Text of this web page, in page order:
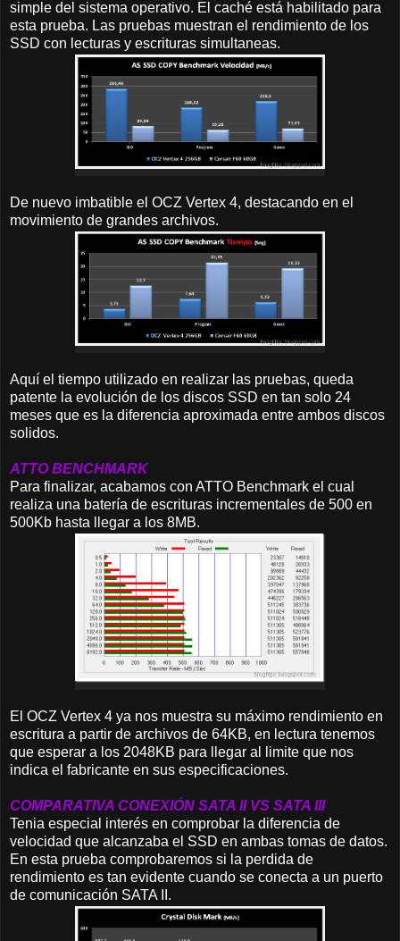
simple del sistema operativo. El caché está habilitado para
esta prueba. Las pruebas muestran el rendimiento de los
SSD con lecturas y escrituras simultaneas.
De nuevo imbatible el OCZ Vertex 4, destacando en el
movimiento de grandes archivos.
Aquí el tiempo utilizado en realizar las pruebas, queda
patente la evolución de los discos SSD en tan solo 24
meses que es la diferencia aproximada entre ambos discos
solidos.
ATTO BENCHMARK
Para finalizar, acabamos con ATTO Benchmark el cual
realiza una batería de escrituras incrementales de 500 en
500Kb hasta llegar a los 8MB.
El OCZ Vertex 4 ya nos muestra su máximo rendimiento en
escritura a partir de archivos de 64KB, en lectura tenemos
que esperar a los 2048KB para llegar al limite que nos
indica el fabricante en sus especificaciones.
COMPARATIVA CONEXIÓN SATA II VS SATA III
Tenia especial interés en comprobar la diferencia de
velocidad que alcanzaba el SSD en ambas tomas de datos.
En esta prueba comprobaremos si la perdida de
rendimiento es tan evidente cuando se conecta a un puerto
de comunicación SATA II.